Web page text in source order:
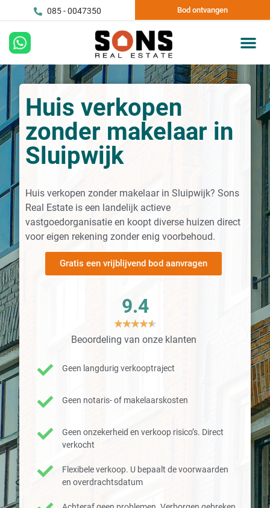
085 - 0047350 Bod ontvangen
Huis verkopen
zonder makelaar in
Sluipwijk
Huis verkopen zonder makelaar in Sluipwijk? Sons
Real Estate is een landelijk actieve
vastgoedorganisatie en koopt diverse huizen direct
voor eigen rekening zonder enig voorbehoud.
Gratis een vrijblijvend bod aanvragen
9.4
★★★★★
Beoordeling van onze klanten
Geen langdurig verkooptraject
Geen notaris- of makelaarskosten
Geen onzekerheid en verkoop risico’s. Direct
verkocht
Flexibele verkoop. U bepaalt de voorwaarden
en overdrachtsdatum